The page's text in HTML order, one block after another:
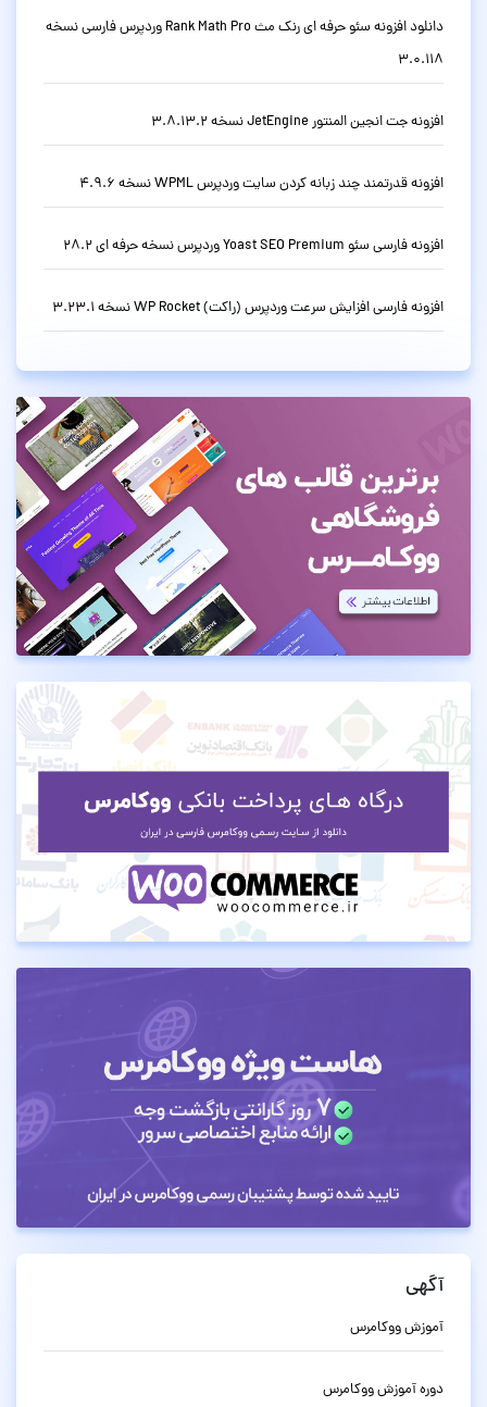
دانلود افزونه سئو حرفه ای رنک مث Rank Math Pro وردپرس فارسی نسخه
3.0.118
افزونه جت انجین المنتور JetEngine نسخه 3.8.13.2
افزونه قدرتمند چند زبانه کردن سایت وردپرس WPML نسخه 4.9.6
افزونه فارسی سئو Yoast SEO Premium وردپرس نسخه حرفه ای 28.2
افزونه فارسی افزایش سرعت وردپرس (راکت) WP Rocket نسخه 3.23.1
آگهی
آموزش ووکامرس
دوره آموزش ووکامرس